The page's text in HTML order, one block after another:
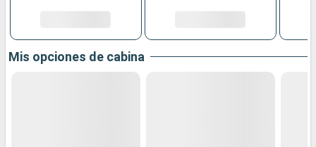
Mis opciones de cabina